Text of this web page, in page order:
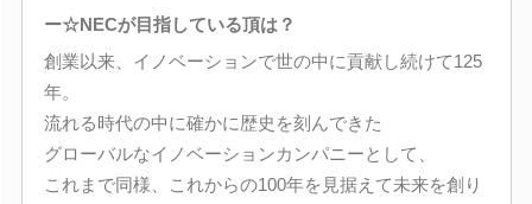
ー☆NECが目指している頂は？
創業以来、イノベーションで世の中に貢献し続けて125
年。
流れる時代の中に確かに歴史を刻んできた
グローバルなイノベーションカンパニーとして、
これまで同様、これからの100年を見据えて未来を創り